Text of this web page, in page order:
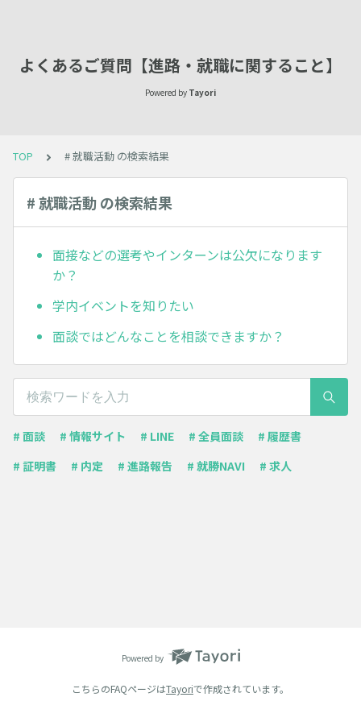
よくあるご質問【進路・就職に関すること】
Powered by Tayori
TOP # 就職活動 の検索結果
# 就職活動 の検索結果
面接などの選考やインターンは公欠になります
か？
学内イベントを知りたい
面談ではどんなことを相談できますか？
# 面談 # 情報サイト # LINE # 全員面談
# 履歴書
# 証明書
# 内定 # 進路報告 # 就勝NAVI # 求人
Powered by
こちらのFAQページはTayoriで作成されています。